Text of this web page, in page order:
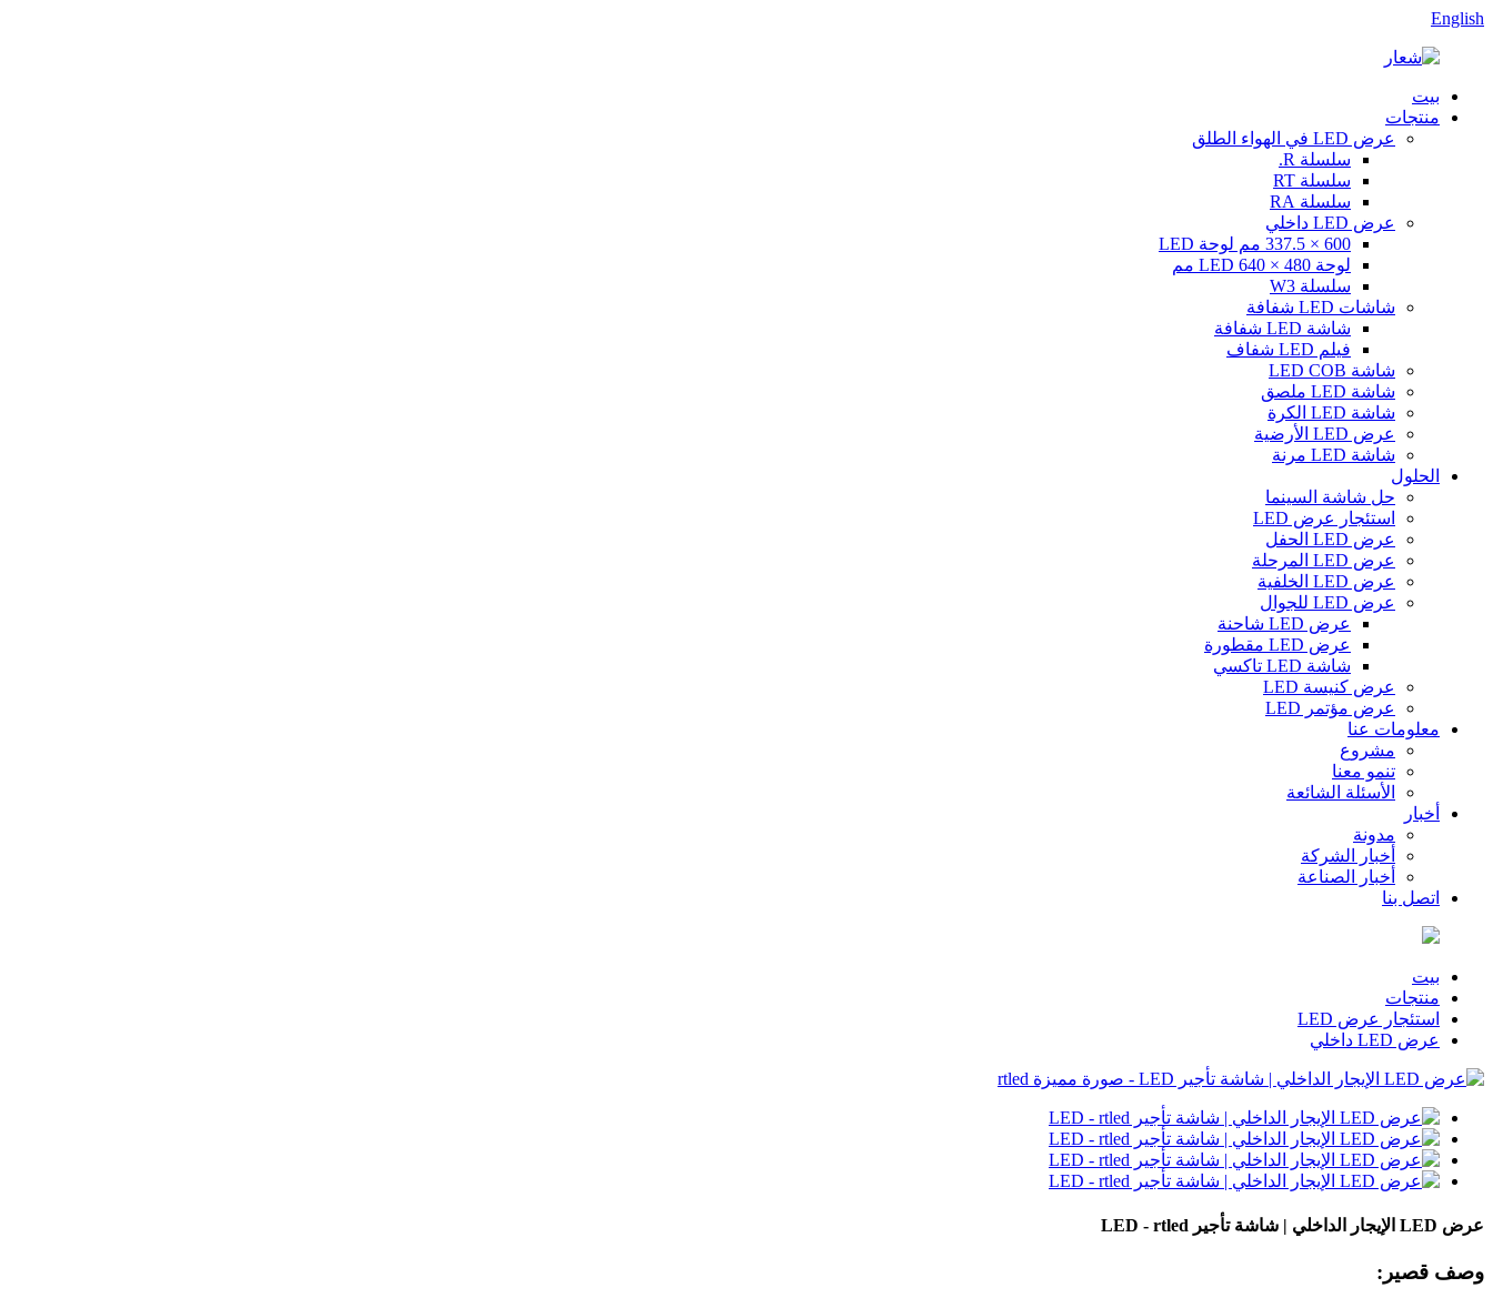
English
بيت
منتجات
عرض LED في الهواء الطلق
سلسلة R.
سلسلة RT
سلسلة RA
عرض LED داخلي
600 × 337.5 مم لوحة LED
لوحة LED 640 × 480 مم
سلسلة W3
شاشات LED شفافة
شاشة LED شفافة
فيلم LED شفاف
شاشة LED COB
شاشة LED ملصق
شاشة LED الكرة
عرض LED الأرضية
شاشة LED مرنة
الحلول
حل شاشة السينما
استئجار عرض LED
عرض LED الحفل
عرض LED المرحلة
عرض LED الخلفية
عرض LED للجوال
عرض LED شاحنة
عرض LED مقطورة
شاشة LED تاكسي
عرض كنيسة LED
عرض مؤتمر LED
معلومات عنا
مشروع
تنمو معنا
الأسئلة الشائعة
أخبار
مدونة
أخبار الشركة
أخبار الصناعة
اتصل بنا
بيت
منتجات
استئجار عرض LED
عرض LED داخلي
عرض LED الإيجار الداخلي | شاشة تأجير LED - rtled
وصف قصير: